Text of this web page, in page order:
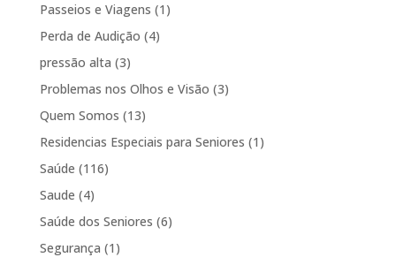
Passeios e Viagens (1)
Perda de Audição (4)
pressão alta (3)
Problemas nos Olhos e Visão (3)
Quem Somos (13)
Residencias Especiais para Seniores (1)
Saúde (116)
Saude (4)
Saúde dos Seniores (6)
Segurança (1)